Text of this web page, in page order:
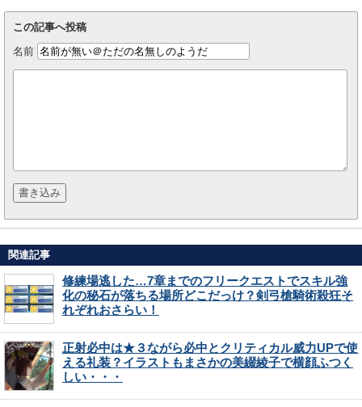
この記事へ投稿
名前
関連記事
修練場逃した…7章までのフリークエストでスキル強
化の秘石が落ちる場所どこだっけ？剣弓槍騎術殺狂そ
れぞれおさらい！
正射必中は★３ながら必中とクリティカル威力UPで使
える礼装？イラストもまさかの美綴綾子で横顔ふつく
しい・・・